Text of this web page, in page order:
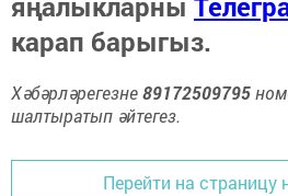
карап барыгыз.
Хәбәрләрегезне89172509795
шалтыратып әйтегез.
Перейти на страницу